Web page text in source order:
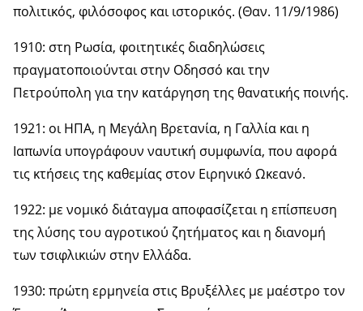
πολιτικός, φιλόσοφος και ιστορικός. (Θαν. 11/9/1986)
1910: στη Ρωσία, φοιτητικές διαδηλώσεις
πραγματοποιούνται στην Οδησσό και την
Πετρούπολη για την κατάργηση της θανατικής ποινής.
1921: οι ΗΠΑ, η Μεγάλη Βρετανία, η Γαλλία και η
Ιαπωνία υπογράφουν ναυτική συμφωνία, που αφορά
τις κτήσεις της καθεμίας στον Ειρηνικό Ωκεανό.
1922: με νομικό διάταγμα αποφασίζεται η επίσπευση
της λύσης του αγροτικού ζητήματος και η διανομή
των τσιφλικιών στην Ελλάδα.
1930: πρώτη ερμηνεία στις Βρυξέλλες με μαέστρο τον